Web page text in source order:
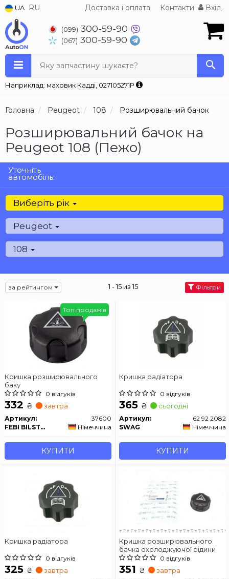
UA RU Доставка і оплата Контакти Вхід
(099) 300-59-90
(067) 300-59-90
Яку запчастину шукаєте?
Наприклад: маховик Кадді, 027105271P
Головна Peugeot 108 Розширювальний бачок
Розширювальний бачок на
Peugeot 108 (Пежо)
Уточніть
автомобіль:
Виберіть рік
Peugeot
108
за рейтингом 1 - 15 из 15 Фільтри
Кришка розширювального
баку
0 відгуків
332 ₴ завтра
Артикул:
37600
FEBI BILSTEIN
Німеччина
КУПИТИ
Топ продажів
Кришка радіатора
0 відгуків
365 ₴ сьогодні
Артикул:
62 92 2082
SWAG
Німеччина
КУПИТИ
Кришка радіатора
0 відгуків
325 ₴ завтра
Кришка розширювального
бачка охолоджуючої рідини
0 відгуків
351 ₴ завтра